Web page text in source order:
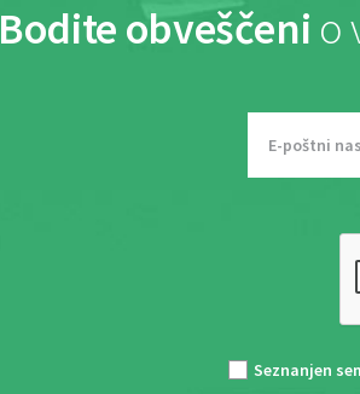
Bodite obveščeni o
Seznanjen